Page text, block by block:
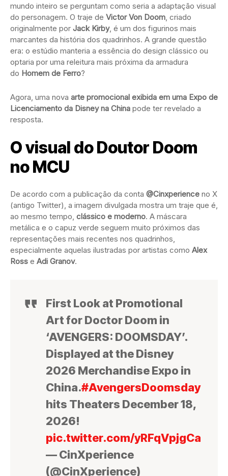
mundo inteiro se perguntam como seria a adaptação visual
do personagem. O traje de Victor Von Doom, criado
originalmente por Jack Kirby, é um dos figurinos mais
marcantes da história dos quadrinhos. A grande questão
era: o estúdio manteria a essência do design clássico ou
optaria por uma releitura mais próxima da armadura
do Homem de Ferro?
Agora, uma nova arte promocional exibida em uma Expo de
Licenciamento da Disney na China pode ter revelado a
resposta.
O visual do Doutor Doom
no MCU
De acordo com a publicação da conta @Cinxperience no X
(antigo Twitter), a imagem divulgada mostra um traje que é,
ao mesmo tempo, clássico e moderno. A máscara
metálica e o capuz verde seguem muito próximos das
representações mais recentes nos quadrinhos,
especialmente aquelas ilustradas por artistas como Alex
Ross e Adi Granov.
First Look at Promotional
Art for Doctor Doom in
‘AVENGERS: DOOMSDAY’.
Displayed at the Disney
2026 Merchandise Expo in
China.#AvengersDoomsday
hits Theaters December 18,
2026!
pic.twitter.com/yRFqVpjgCa
— CinXperience
(@CinXperience)